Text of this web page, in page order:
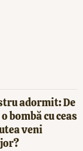
adormit: De
bombă cu ceas
veni